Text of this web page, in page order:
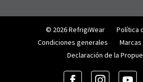
© 2026 RefrigiWear
Política
Condiciones generales
Marcas
Declaración de la